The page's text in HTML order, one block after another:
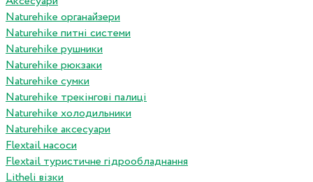
Naturehike органайзери
Naturehike питні системи
Naturehike рушники
Naturehike рюкзаки
Naturehike сумки
Naturehike трекінгові палиці
Naturehike холодильники
Naturehike аксесуари
Flextail насоси
Flextail туристичне гідрообладнання
Litheli візки